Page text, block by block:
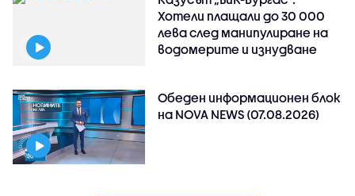
Хотели плащали до 30 000
лева след манипулиране на
водомерите и изнудване
Обеден информационен блок
на NOVA NEWS (07.08.2026)